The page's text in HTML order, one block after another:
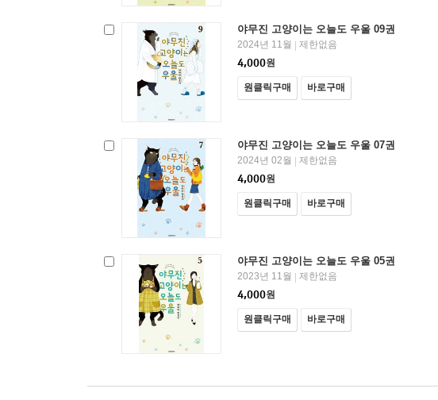
야무진 고양이는 오늘도 우울 09권
2024년 11월
제한없음
4,000원
원클릭구매 바로구매
야무진 고양이는 오늘도 우울 07권
2024년 02월
제한없음
4,000원
원클릭구매 바로구매
야무진 고양이는 오늘도 우울 05권
2023년 11월
제한없음
4,000원
원클릭구매 바로구매